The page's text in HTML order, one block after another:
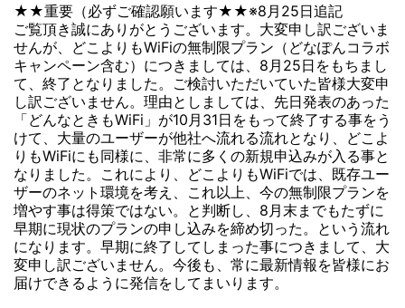
★★重要（必ずご確認願います★★※8月25日追記
ご覧頂き誠にありがとうございます。大変申し訳ございま
せんが、どこよりもWiFiの無制限プラン（どなぽんコラボ
キャンペーン含む）につきましては、8月25日をもちまし
て、終了となりました。ご検討いただいていた皆様大変申
し訳ございません。理由としましては、先日発表のあった
「どんなときもWiFi」が10月31日をもって終了する事をう
けて、大量のユーザーが他社へ流れる流れとなり、どこよ
りもWiFiにも同様に、非常に多くの新規申込みが入る事と
なりました。これにより、どこよりもWiFiでは、既存ユー
ザーのネット環境を考え、これ以上、今の無制限プランを
増やす事は得策ではない。と判断し、8月末までもたずに
早期に現状のプランの申し込みを締め切った。という流れ
になります。早期に終了してしまった事につきまして、大
変申し訳ございません。今後も、常に最新情報を皆様にお
届けできるように発信をしてまいります。